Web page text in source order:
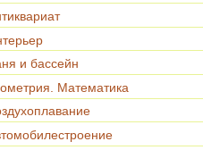
и бассейн
Математика